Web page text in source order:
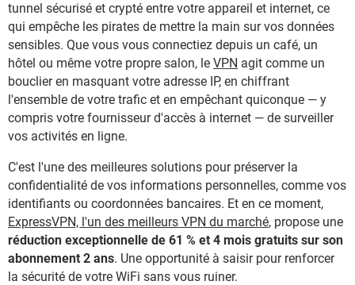
tunnel sécurisé et crypté entre votre appareil et internet, ce
qui empêche les pirates de mettre la main sur vos données
sensibles. Que vous vous connectiez depuis un café, un
hôtel ou même votre propre salon, le VPN agit comme un
bouclier en masquant votre adresse IP, en chiffrant
l'ensemble de votre trafic et en empêchant quiconque — y
compris votre fournisseur d'accès à internet — de surveiller
vos activités en ligne.
C'est l'une des meilleures solutions pour préserver la
confidentialité de vos informations personnelles, comme vos
identifiants ou coordonnées bancaires. Et en ce moment,
ExpressVPN, l'un des meilleurs VPN du marché, propose une
réduction exceptionnelle de 61 % et 4 mois gratuits sur son
abonnement 2 ans. Une opportunité à saisir pour renforcer
la sécurité de votre WiFi sans vous ruiner.